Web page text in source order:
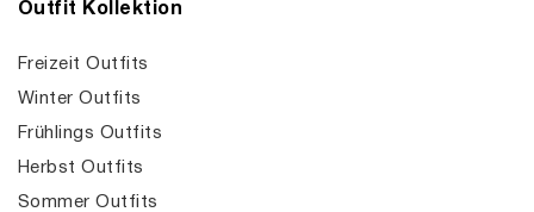
Outfit Kollektion
Freizeit Outfits
Winter Outfits
Frühlings Outfits
Herbst Outfits
Sommer Outfits